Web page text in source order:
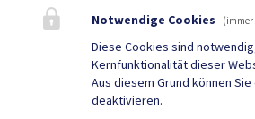
Heute , 08:00 bis 12:00 Uhr
Amtsstunden
Heute , 08:00 bis 16:00 Uhr
Notwendige Cookies (immer
Diese Cookies sind
Kernfunktionalität dieser
Aus diesem Grund können
deaktivieren.